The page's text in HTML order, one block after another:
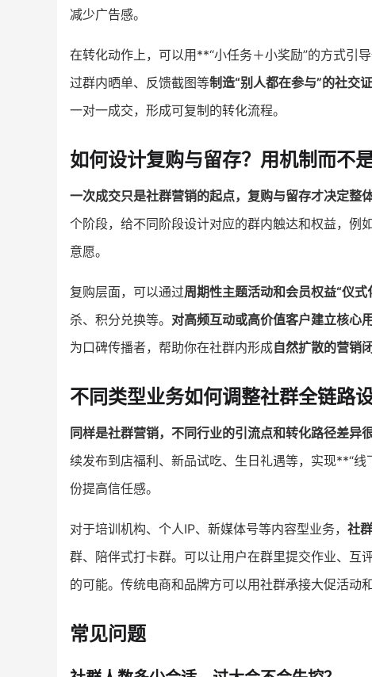
减少广告感。
在转化动作上，可以用**“小任务＋小奖励”的方式引
过群内晒单、反馈截图等制造“别人都在参与”的社交
一对一成交，形成可复制的转化流程。
如何设计复购与留存？用机制而不
一次成交只是社群营销的起点，复购与留存才决定整
个阶段，给不同阶段设计对应的群内触达和权益，例
意愿。
复购层面，可以通过周期性主题活动和会员权益“仪式
杀、积分兑换等。 对高频互动或高价值客户建立核心
为口碑传播者，帮助你在社群内形成自然扩散的营销
不同类型业务如何调整社群全链路设
同样是社群营销，不同行业的引流点和转化路径差异
续发布到店福利、新品试吃、生日礼遇等，实现**“
份提高信任感。
对于培训机构、个人IP、新媒体号等内容型业务， 社
群、陪伴式打卡群。可以让用户在群里提交作业、互评
的可能。传统电商和品牌方可以用社群承接大促活动
常见问题